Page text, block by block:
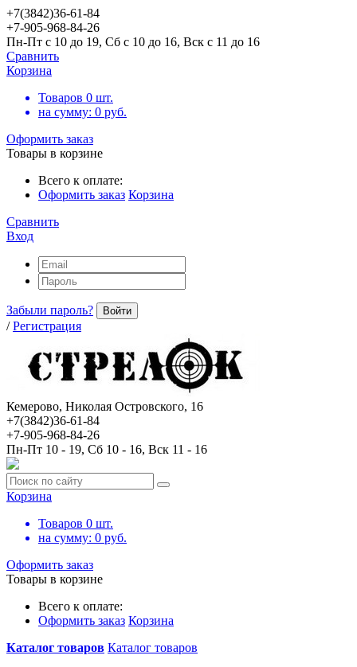
+7(3842)36-61-84
+7-905-968-84-26
Пн-Пт с 10 до 19, Сб с 10 до 16, Вск с 11 до 16
Сравнить
Корзина
Товаров 0 шт.
на сумму: 0 руб.
Оформить заказ
Товары в корзине
Всего к оплате:
Оформить заказ Корзина
Сравнить
Вход
Забыли пароль? Войти
/ Регистрация
Кемерово, Николая Островского, 16
+7(3842)36-61-84
+7-905-968-84-26
Пн-Пт 10 - 19, Сб 10 - 16, Вск 11 - 16
Корзина
Товаров 0 шт.
на сумму: 0 руб.
Оформить заказ
Товары в корзине
Всего к оплате:
Оформить заказ Корзина
Каталог товаров Каталог товаров